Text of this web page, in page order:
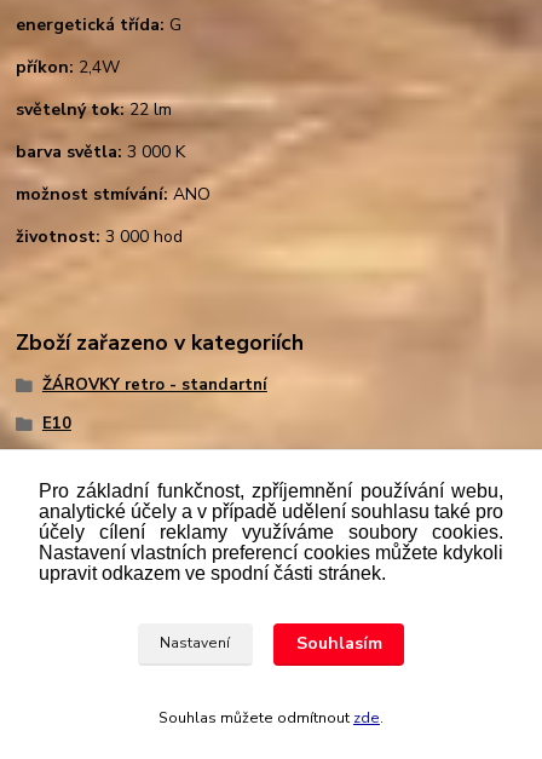
energetická třída: G
příkon: 2,4W
světelný tok:22 lm
barva světla: 3 000 K
možnost stmívání:ANO
životnost: 3 000 hod
Zboží zařazeno v kategoriích
ŽÁROVKY retro - standartní
E10
Podlezákona č. 112/mmmmm2016 Sb. o evidenci tržeb je
prodávající povinen vystavit kupujícímu účtenku. Zároveň je
případě technického výpadku pak nejpozději do 48 hodin.“
Upravit sběr cookies.
Pro základní funkčnost, zpříjemnění používání webu,
analytické účely a v případě udělení souhlasu také pro
účely cílení reklamy využíváme soubory cookies.
Nastavení vlastních preferencí cookies můžete kdykoli
upravit odkazem ve spodní části stránek.
Nastavení Souhlasím
Souhlas můžete odmítnout zde.